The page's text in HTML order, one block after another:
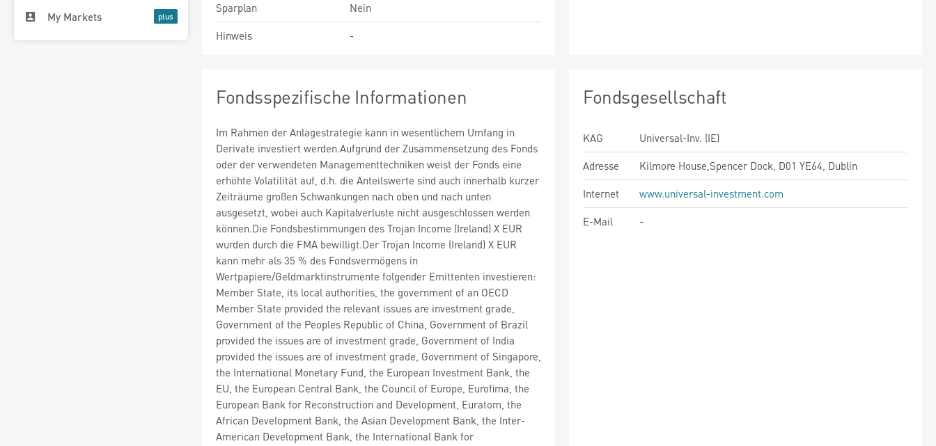
My Markets
Sparplan
Nein
Hinweis
-
Fondsspezifische Informationen
Im Rahmen der Anlagestrategie kann in wesentlichem Umfang in
Derivate investiert werden.Aufgrund der Zusammensetzung des Fonds
oder der verwendeten Managementtechniken weist der Fonds eine
erhöhte Volatilität auf, d.h. die Anteilswerte sind auch innerhalb kurzer
Zeiträume großen Schwankungen nach oben und nach unten
ausgesetzt, wobei auch Kapitalverluste nicht ausgeschlossen werden
können.Die Fondsbestimmungen des Trojan Income (Ireland) X EUR
wurden durch die FMA bewilligt.Der Trojan Income (Ireland) X EUR
kann mehr als 35 % des Fondsvermögens in
Wertpapiere/Geldmarktinstrumente folgender Emittenten investieren:
Member State, its local authorities, the government of an OECD
Member State provided the relevant issues are investment grade,
Government of the Peoples Republic of China, Government of Brazil
provided the issues are of investment grade, Government of India
provided the issues are of investment grade, Government of Singapore,
the International Monetary Fund, the European Investment Bank, the
EU, the European Central Bank, the Council of Europe, Eurofima, the
European Bank for Reconstruction and Development, Euratom, the
African Development Bank, the Asian Development Bank, the Inter-
American Development Bank, the International Bank for
Fondsgesellschaft
KAG
Universal-Inv. (IE)
Adresse
Kilmore House,Spencer Dock, D01 YE64, Dublin
Internet
www.universal-investment.com
E-Mail
-